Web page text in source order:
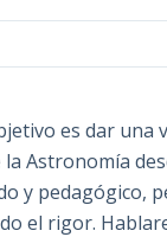
es dar una
la Astronomía
y pedagógico,
el rigor.